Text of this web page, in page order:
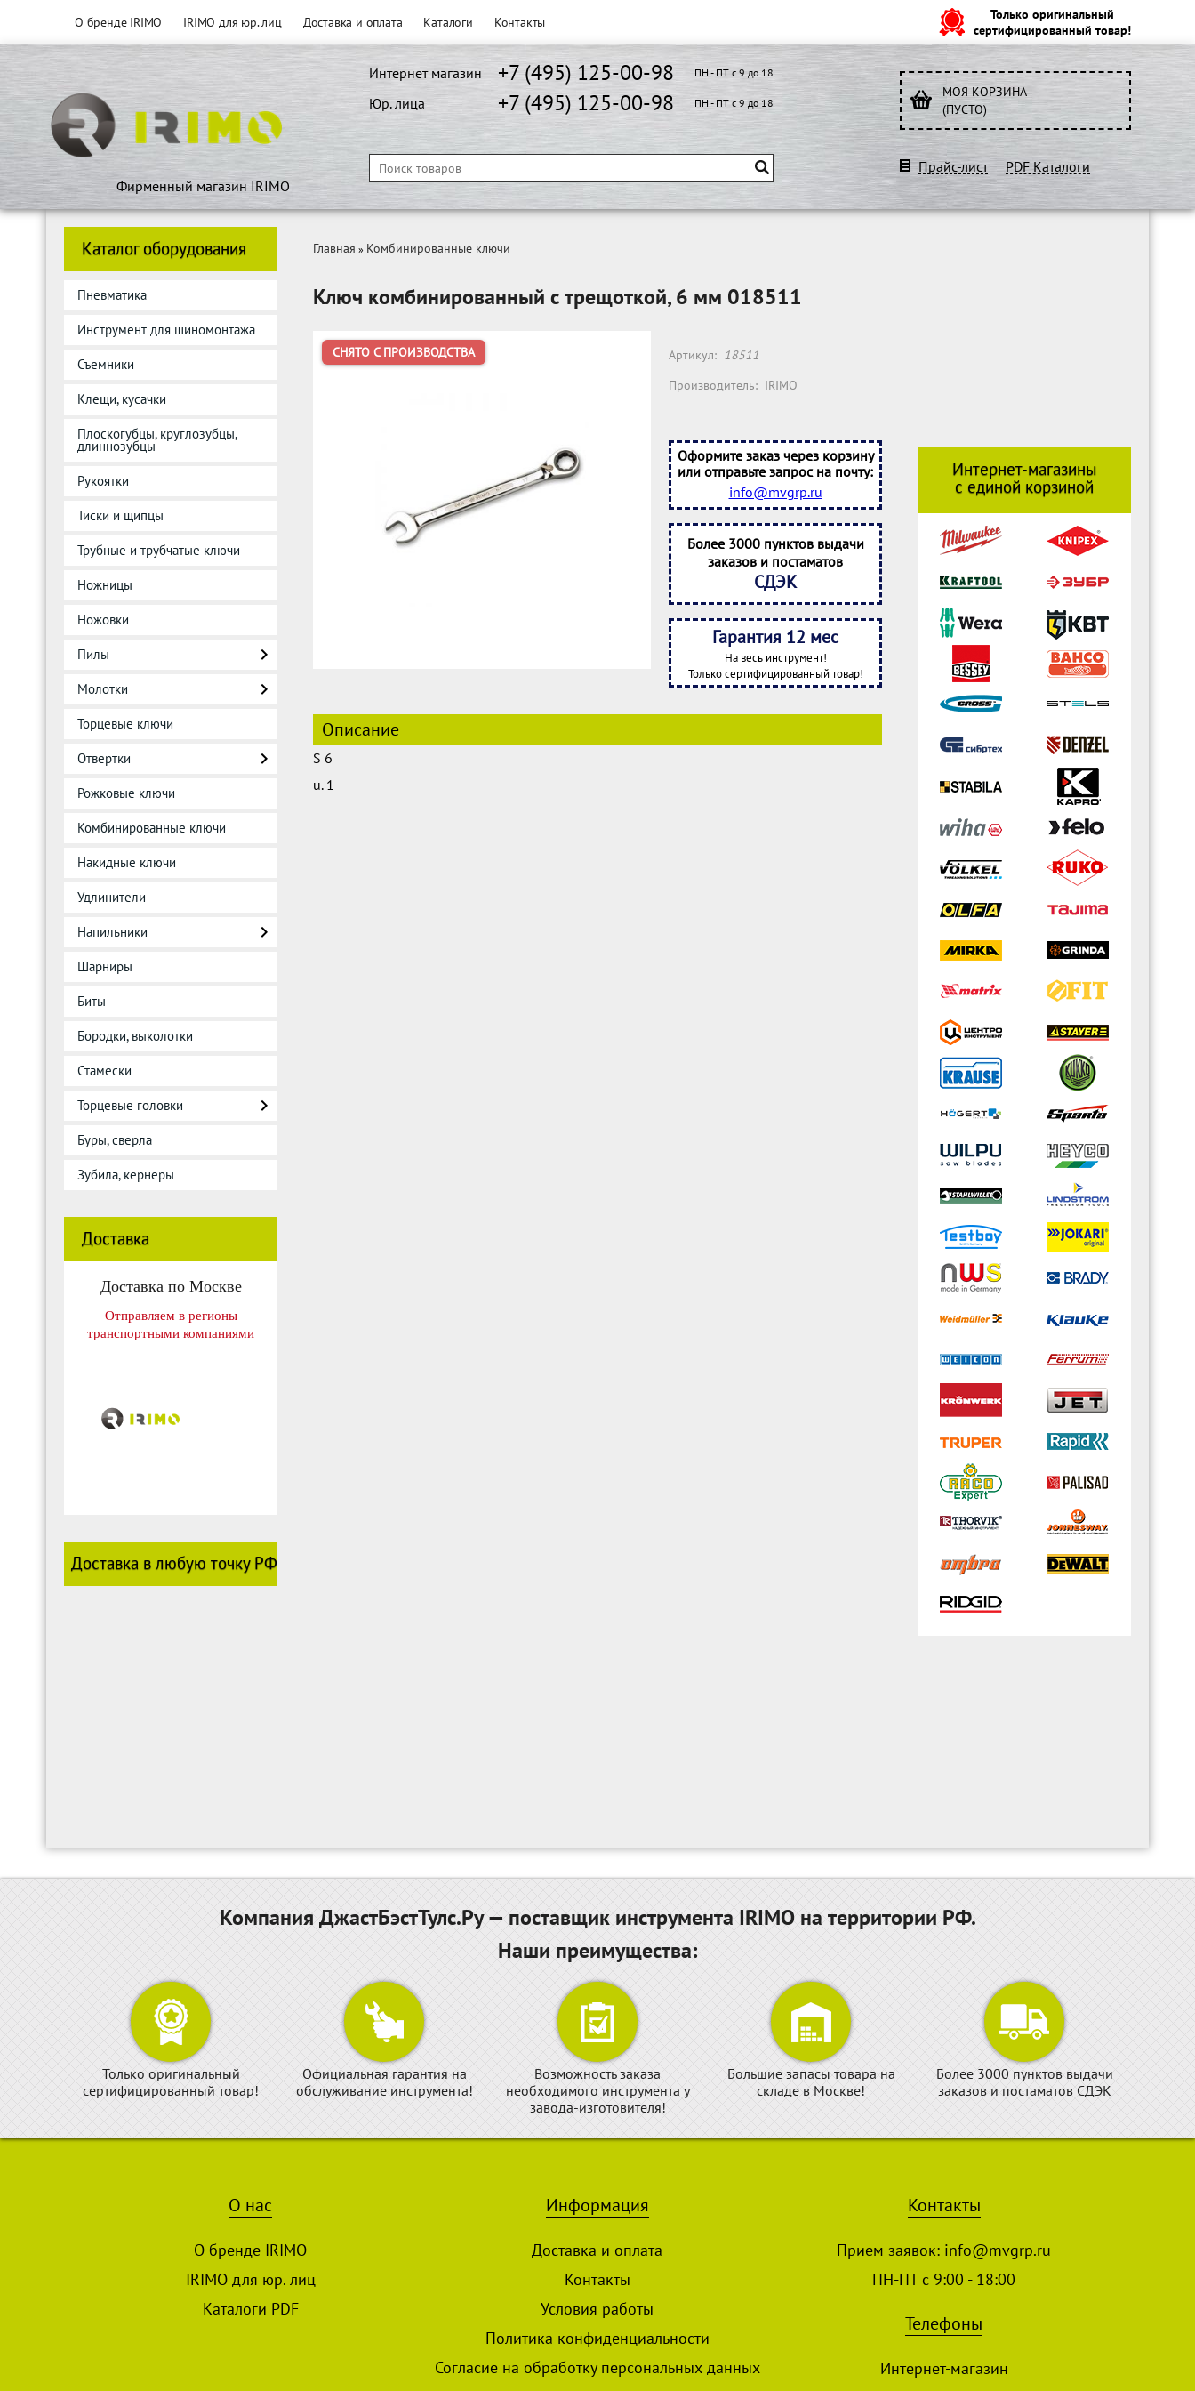
О бренде IRIMO IRIMO для юр. лиц Доставка и оплата Каталоги Контакты
Только оригинальный
сертифицированный товар!
Фирменный магазин IRIMO
Интернет магазин +7 (495) 125-00-98 ПН - ПТ с 9 до 18
Юр. лица +7 (495) 125-00-98 ПН - ПТ с 9 до 18
МОЯ КОРЗИНА
(ПУСТО)
Прайс-лист PDF Каталоги
Каталог оборудования
Пневматика
Инструмент для шиномонтажа
Съемники
Клещи, кусачки
Плоскогубцы, круглозубцы,
длиннозубцы
Рукоятки
Тиски и щипцы
Трубные и трубчатые ключи
Ножницы
Ножовки
Пилы
Молотки
Торцевые ключи
Отвертки
Рожковые ключи
Комбинированные ключи
Накидные ключи
Удлинители
Напильники
Шарниры
Биты
Бородки, выколотки
Стамески
Торцевые головки
Буры, сверла
Зубила, кернеры
Доставка
Доставка по Москве
Отправляем в регионы
транспортными компаниями
Доставка в любую точку РФ
Главная » Комбинированные ключи
Ключ комбинированный с трещоткой, 6 мм 018511
СНЯТО С ПРОИЗВОДСТВА Артикул: 18511
Производитель: IRIMO
Оформите заказ через корзину
или отправьте запрос на почту:
info@mvgrp.ru
Более 3000 пунктов выдачи
заказов и постаматов
СДЭК
Гарантия 12 мес
На весь инструмент!
Только сертифицированный товар!
Описание
S 6
u. 1
Интернет-магазины
с единой корзиной
Компания ДжастБэстТулс.Ру — поставщик инструмента IRIMO на территории РФ.
Наши преимущества:
Только оригинальный
сертифицированный товар!
Официальная гарантия на
обслуживание инструмента!
Возможность заказа
необходимого инструмента у
завода-изготовителя!
Большие запасы товара на
складе в Москве!
Более 3000 пунктов выдачи
заказов и постаматов СДЭК
О нас
О бренде IRIMO
IRIMO для юр. лиц
Каталоги PDF
Информация
Доставка и оплата
Контакты
Условия работы
Политика конфиденциальности
Согласие на обработку персональных данных
Контакты
Прием заявок: info@mvgrp.ru
ПН-ПТ с 9:00 - 18:00
Телефоны
Интернет-магазин